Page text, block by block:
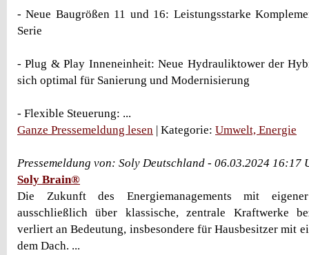
- Neue Baugrößen 11 und 16: Leistungsstarke
Serie
- Plug & Play Inneneinheit: Neue Hydrauliktower der
sich optimal für Sanierung und Modernisierung
- Flexible Steuerung: ...
Ganze Pressemeldung lesen | Kategorie: Umwelt, Energie
Pressemeldung von: Soly Deutschland - 06.03.2024 16:17
Soly Brain®
Die Zukunft des Energiemanagements mit eigener
ausschließlich über klassische, zentrale Kraftwerke
verliert an Bedeutung, insbesondere für Hausbesitzer mit
dem Dach. ...